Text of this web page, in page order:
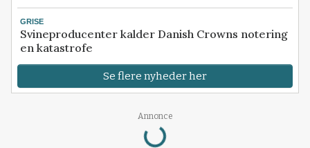
GRISE
Svineproducenter kalder Danish Crowns notering
en katastrofe
Se flere nyheder her
Annonce
Loading...